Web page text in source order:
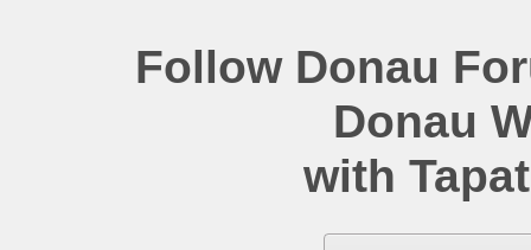
Follow Donau
Donau
with